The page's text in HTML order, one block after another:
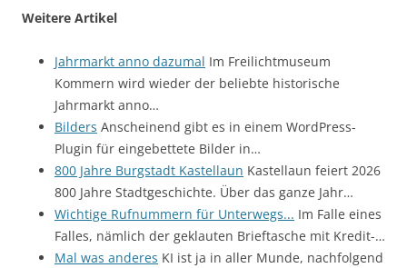
Weitere Artikel
Jahrmarkt anno dazumal Im Freilichtmuseum
Kommern wird wieder der beliebte historische
Jahrmarkt anno…
Bilders Anscheinend gibt es in einem WordPress-
Plugin für eingebettete Bilder in…
800 Jahre Burgstadt Kastellaun Kastellaun feiert 2026
800 Jahre Stadtgeschichte. Über das ganze Jahr…
Wichtige Rufnummern für Unterwegs... Im Falle eines
Falles, nämlich der geklauten Brieftasche mit Kredit-…
Mal was anderes KI ist ja in aller Munde, nachfolgend